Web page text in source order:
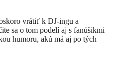
vrátiť k DJ-ingu a
sa o tom podelí aj s fanúšikmi
humoru, akú má aj po tých